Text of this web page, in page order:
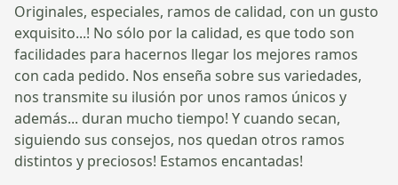
Originales, especiales, ramos de calidad, con un gusto
exquisito...! No sólo por la calidad, es que todo son
facilidades para hacernos llegar los mejores ramos
con cada pedido. Nos enseña sobre sus variedades,
nos transmite su ilusión por unos ramos únicos y
además... duran mucho tiempo! Y cuando secan,
siguiendo sus consejos, nos quedan otros ramos
distintos y preciosos! Estamos encantadas!